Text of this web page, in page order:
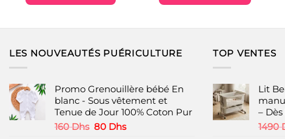
plusieurs
options
peuvent
être
choisies
LES NOUVEAUTÉS PUÉRICULTURE
Promo Grenouillère bébé En
blanc - Sous vêtement et
Tenue de Jour 100% Coton Pur
160Dhs Le
80 DhsLe
TOP VENTES
Lit
–
1490